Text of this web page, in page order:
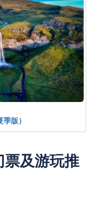
版）
及游玩推